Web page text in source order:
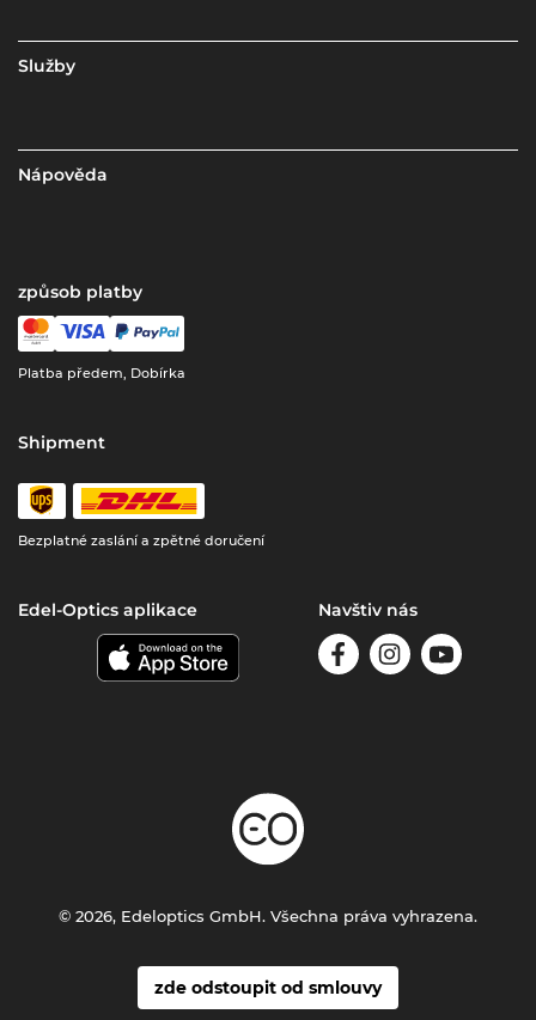
Služby
Nápověda
způsob platby
Platba předem, Dobírka
Shipment
Bezplatné zaslání a zpětné doručení
Edel-Optics aplikace Navštiv nás
zde odstoupit od smlouvy
© 2026, Edeloptics GmbH. Všechna práva vyhrazena.